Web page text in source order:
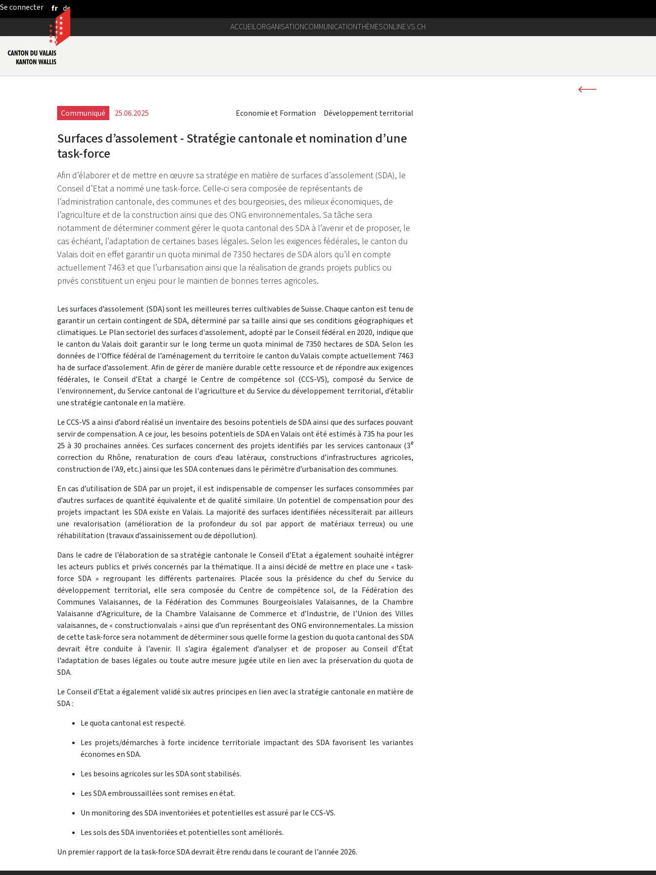
Saut au contenu principal
fr de
ACCUEILORGANISATIONCOMMUNICATIONTHÈMESONLINE.VS.CH
Communiqué 25.06.2025 Développement territorial
Economie et Formation
Surfaces d’assolement - Stratégie cantonale et nomination d’une
task-force
Afin d’élaborer et de mettre en œuvre sa stratégie en matière de surfaces d’assolement (SDA), le
Conseil d’Etat a nommé une task-force. Celle-ci sera composée de représentants de
l’administration cantonale, des communes et des bourgeoisies, des milieux économiques, de
l’agriculture et de la construction ainsi que des ONG environnementales. Sa tâche sera
notamment de déterminer comment gérer le quota cantonal des SDA à l’avenir et de proposer, le
cas échéant, l’adaptation de certaines bases légales. Selon les exigences fédérales, le canton du
Valais doit en effet garantir un quota minimal de 7350 hectares de SDA alors qu’il en compte
actuellement 7463 et que l’urbanisation ainsi que la réalisation de grands projets publics ou
privés constituent un enjeu pour le maintien de bonnes terres agricoles.
Les surfaces d’assolement (SDA) sont les meilleures terres cultivables de Suisse. Chaque canton est tenu de
garantir un certain contingent de SDA, déterminé par sa taille ainsi que ses conditions géographiques et
climatiques. Le Plan sectoriel des surfaces d'assolement, adopté par le Conseil fédéral en 2020, indique que
le canton du Valais doit garantir sur le long terme un quota minimal de 7350 hectares de SDA. Selon les
données de l'Office fédéral de l’aménagement du territoire le canton du Valais compte actuellement 7463
ha de surface d’assolement. Afin de gérer de manière durable cette ressource et de répondre aux exigences
fédérales, le Conseil d’Etat a chargé le Centre de compétence sol (CCS-VS), composé du Service de
l'environnement, du Service cantonal de l'agriculture et du Service du développement territorial, d’établir
une stratégie cantonale en la matière.
Le CCS-VS a ainsi d’abord réalisé un inventaire des besoins potentiels de SDA ainsi que des surfaces pouvant
servir de compensation. A ce jour, les besoins potentiels de SDA en Valais ont été estimés à 735 ha pour les
25 à 30 prochaines années. Ces surfaces concernent des projets identifiés par les services cantonaux (3e
correction du Rhône, renaturation de cours d’eau latéraux, constructions d’infrastructures agricoles,
construction de l’A9, etc.) ainsi que les SDA contenues dans le périmètre d’urbanisation des communes.
En cas d’utilisation de SDA par un projet, il est indispensable de compenser les surfaces consommées par
d’autres surfaces de quantité équivalente et de qualité similaire. Un potentiel de compensation pour des
projets impactant les SDA existe en Valais. La majorité des surfaces identifiées nécessiterait par ailleurs
une revalorisation (amélioration de la profondeur du sol par apport de matériaux terreux) ou une
réhabilitation (travaux d’assainissement ou de dépollution).
Dans le cadre de l’élaboration de sa stratégie cantonale le Conseil d’Etat a également souhaité intégrer
les acteurs publics et privés concernés par la thématique. Il a ainsi décidé de mettre en place une « task-
force SDA » regroupant les différents partenaires. Placée sous la présidence du chef du Service du
développement territorial, elle sera composée du Centre de compétence sol, de la Fédération des
Communes Valaisannes, de la Fédération des Communes Bourgeoisiales Valaisannes, de la Chambre
Valaisanne d’Agriculture, de la Chambre Valaisanne de Commerce et d’Industrie, de l’Union des Villes
valaisannes, de « constructionvalais » ainsi que d’un représentant des ONG environnementales. La mission
de cette task-force sera notamment de déterminer sous quelle forme la gestion du quota cantonal des SDA
devrait être conduite à l’avenir. Il s’agira également d’analyser et de proposer au Conseil d’État
l’adaptation de bases légales ou toute autre mesure jugée utile en lien avec la préservation du quota de
SDA.
Le Conseil d’Etat a également validé six autres principes en lien avec la stratégie cantonale en matière de
SDA :
Le quota cantonal est respecté.
Les projets/démarches à forte incidence territoriale impactant des SDA favorisent les variantes
économes en SDA.
Les besoins agricoles sur les SDA sont stabilisés.
Les SDA embroussaillées sont remises en état.
Un monitoring des SDA inventoriées et potentielles est assuré par le CCS-VS.
Les sols des SDA inventoriées et potentielles sont améliorés.
Un premier rapport de la task-force SDA devrait être rendu dans le courant de l’année 2026.